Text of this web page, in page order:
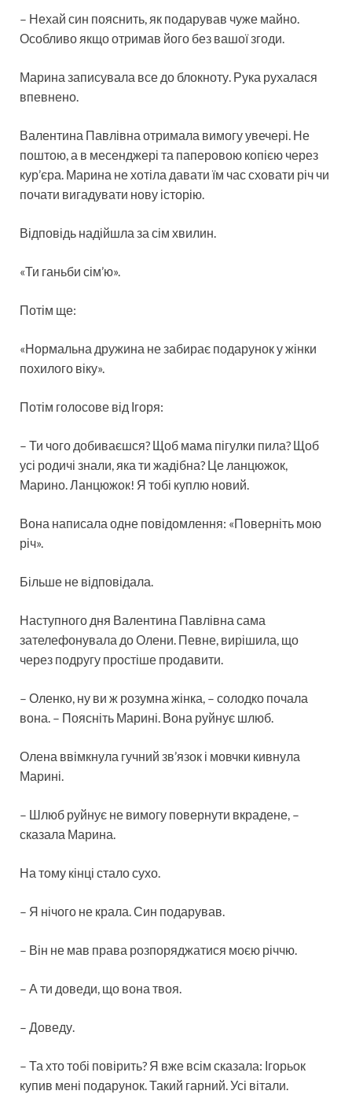
– Нехай син пояснить, як подарував чуже майно.
Особливо якщо отримав його без вашої згоди.
Марина записувала все до блокноту. Рука рухалася
впевнено.
Валентина Павлівна отримала вимогу увечері. Не
поштою, а в месенджері та паперовою копією через
кур’єра. Марина не хотіла давати їм час сховати річ чи
почати вигадувати нову історію.
Відповідь надійшла за сім хвилин.
«Ти ганьби сім’ю».
Потім ще:
«Нормальна дружина не забирає подарунок у жінки
похилого віку».
Потім голосове від Ігоря:
– Ти чого добиваєшся? Щоб мама пігулки пила? Щоб
усі родичі знали, яка ти жадібна? Це ланцюжок,
Марино. Ланцюжок! Я тобі куплю новий.
Вона написала одне повідомлення: «Поверніть мою
річ».
Більше не відповідала.
Наступного дня Валентина Павлівна сама
зателефонувала до Олени. Певне, вирішила, що
через подругу простіше продавити.
– Оленко, ну ви ж розумна жінка, – солодко почала
вона. – Поясніть Марині. Вона руйнує шлюб.
Олена ввімкнула гучний зв’язок і мовчки кивнула
Марині.
– Шлюб руйнує не вимогу повернути вкрадене, –
сказала Марина.
На тому кінці стало сухо.
– Я нічого не крала. Син подарував.
– Він не мав права розпоряджатися моєю річчю.
– А ти доведи, що вона твоя.
– Доведу.
– Та хто тобі повірить? Я вже всім сказала: Ігорьок
купив мені подарунок. Такий гарний. Усі вітали.